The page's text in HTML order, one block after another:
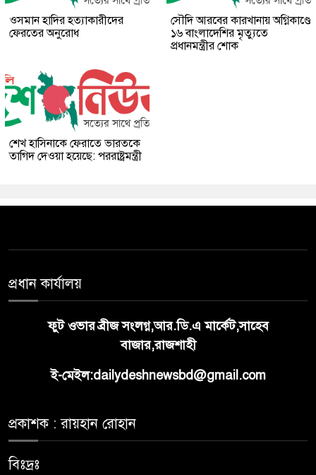
ওসমান হাদির হত্যাকারীদের
ফেরতের অনুরোধ
সৌদি আরবের কারখানায় অগ্নিকাণ্ডে
১৬ বাংলাদেশির মৃত্যুতে
প্রধানমন্ত্রীর শোক
শেখ হাসিনাকে ফেরাতে ভারতকে
তাগিদ দেওয়া হয়েছে: পররাষ্ট্রমন্ত্রী
প্রধান কার্যালয়
ফুট ওভার ব্রীজ সংলগ্ন,আর.ডি.এ মার্কেট,সাহেব
বাজার,রাজশাহী
ই-মেইল:dailydeshnewsbd@gmail.com
প্রকাশক : রায়হান রোহান
বিঃদ্রঃ